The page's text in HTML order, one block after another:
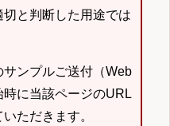
切と判断した用途では
ンプルご送付（Web
に当該ページのURL
ただきます。